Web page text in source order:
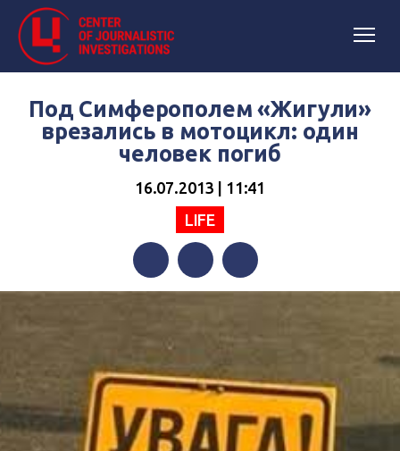
Под Симферополем «Жигули»
врезались в мотоцикл: один
человек погиб
16.07.2013 | 11:41
LIFE
FacebookTwitterTelegram